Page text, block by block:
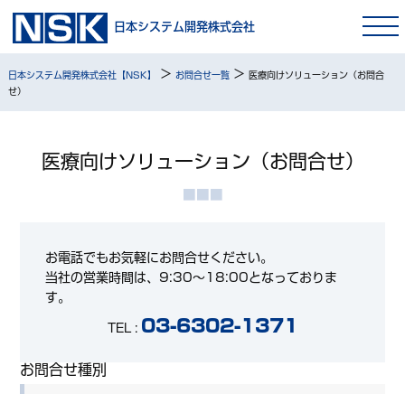
日本システム開発株式会社
日本システム開発株式会社【NSK】 > お問合せ一覧>
医療向けソリューション（お問合
せ）
医療向けソリューション（お問合せ）
お電話でもお気軽にお問合せください。
当社の営業時間は、9:30～18:00となっておりま
す。
TEL : 03-6302-1371
お問合せ種別